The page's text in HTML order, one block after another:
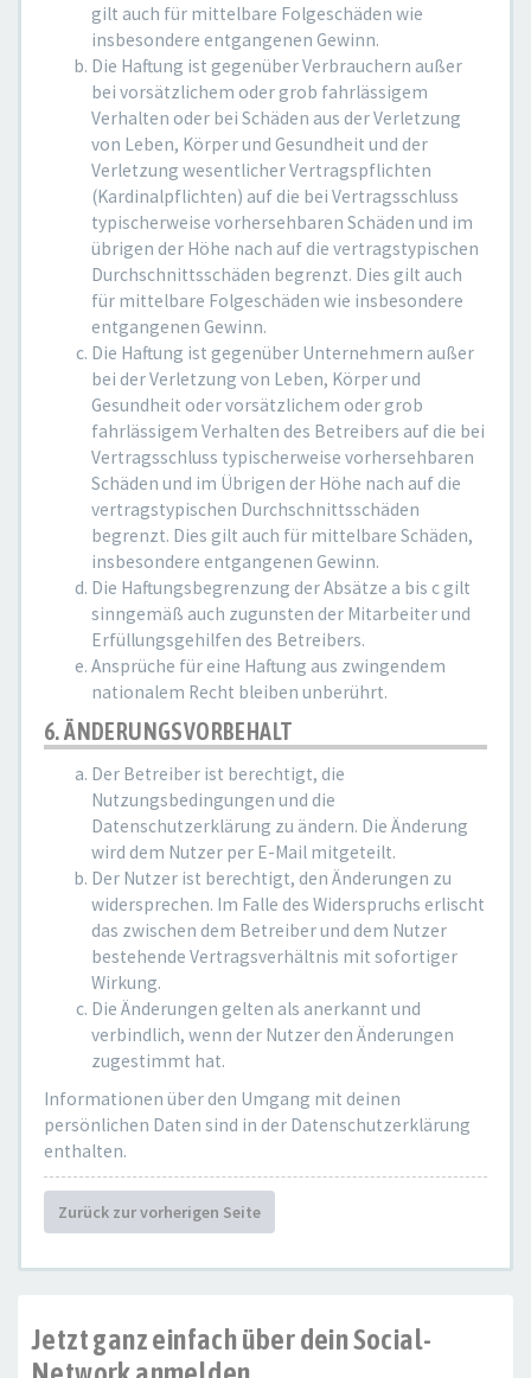
gilt auch für mittelbare Folgeschäden wie
insbesondere entgangenen Gewinn.
Die Haftung ist gegenüber Verbrauchern außer
bei vorsätzlichem oder grob fahrlässigem
Verhalten oder bei Schäden aus der Verletzung
von Leben, Körper und Gesundheit und der
Verletzung wesentlicher Vertragspflichten
(Kardinalpflichten) auf die bei Vertragsschluss
typischerweise vorhersehbaren Schäden und im
übrigen der Höhe nach auf die vertragstypischen
Durchschnittsschäden begrenzt. Dies gilt auch
für mittelbare Folgeschäden wie insbesondere
entgangenen Gewinn.
Die Haftung ist gegenüber Unternehmern außer
bei der Verletzung von Leben, Körper und
Gesundheit oder vorsätzlichem oder grob
fahrlässigem Verhalten des Betreibers auf die bei
Vertragsschluss typischerweise vorhersehbaren
Schäden und im Übrigen der Höhe nach auf die
vertragstypischen Durchschnittsschäden
begrenzt. Dies gilt auch für mittelbare Schäden,
insbesondere entgangenen Gewinn.
Die Haftungsbegrenzung der Absätze a bis c gilt
sinngemäß auch zugunsten der Mitarbeiter und
Erfüllungsgehilfen des Betreibers.
Ansprüche für eine Haftung aus zwingendem
nationalem Recht bleiben unberührt.
6. ÄNDERUNGSVORBEHALT
Der Betreiber ist berechtigt, die
Nutzungsbedingungen und die
Datenschutzerklärung zu ändern. Die Änderung
wird dem Nutzer per E-Mail mitgeteilt.
Der Nutzer ist berechtigt, den Änderungen zu
widersprechen. Im Falle des Widerspruchs erlischt
das zwischen dem Betreiber und dem Nutzer
bestehende Vertragsverhältnis mit sofortiger
Wirkung.
Die Änderungen gelten als anerkannt und
verbindlich, wenn der Nutzer den Änderungen
zugestimmt hat.
Informationen über den Umgang mit deinen
persönlichen Daten sind in der Datenschutzerklärung
enthalten.
Zurück zur vorherigen Seite
Jetzt ganz einfach über dein Social-